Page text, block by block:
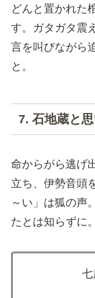
どんと置かれた
す。ガタガタ震
言を叫びながら
と。
7. 石地蔵と
命からがら逃げ
立ち、伊勢音頭
～い」は狐の声
たとは知らずに。
七